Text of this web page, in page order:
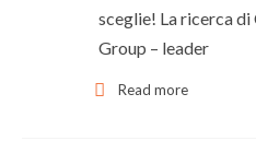
sceglie! La ricerca
Group – leader
Read more